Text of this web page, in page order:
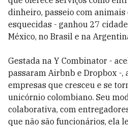
dinheiro, passeio com animais
esquecidas - ganhou 27
México, no Brasil e na
Gestada na Y Combinator -
passaram Airbnb e Dropbox -,
empresas que cresceu e se
unicórnio colombiano. Seu
colaborativa, com
que não são funcionários, ela